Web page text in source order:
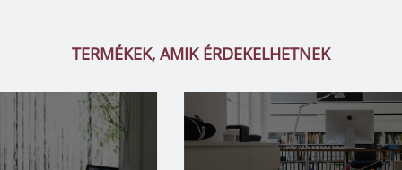
TERMÉKEK, AMIK ÉRDEKELHETNEK